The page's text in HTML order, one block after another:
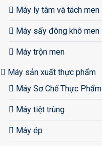
Máy ly tâm và tách men
Máy sấy đông khô men
Máy trộn men
Máy sản xuất thực phẩm
Máy Sơ Chế Thực Phẩm
Máy tiệt trùng
Máy ép